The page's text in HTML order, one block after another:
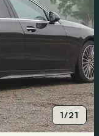
1/21